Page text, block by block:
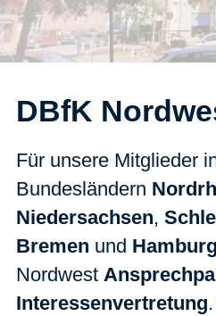
DBfK
Für unsere Mitglieder
Bundesländern
Niedersachsen,
Bremen und Hamburg
Nordwest
Interessenvertretung